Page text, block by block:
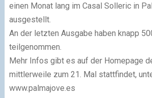
einen Monat lang im Casal Solleric in
ausgestellt.
An der letzten Ausgabe haben knapp
teilgenommen.
Mehr Infos gibt es auf der Homepage
mittlerweile zum 21. Mal stattfindet,
www.palmajove.es